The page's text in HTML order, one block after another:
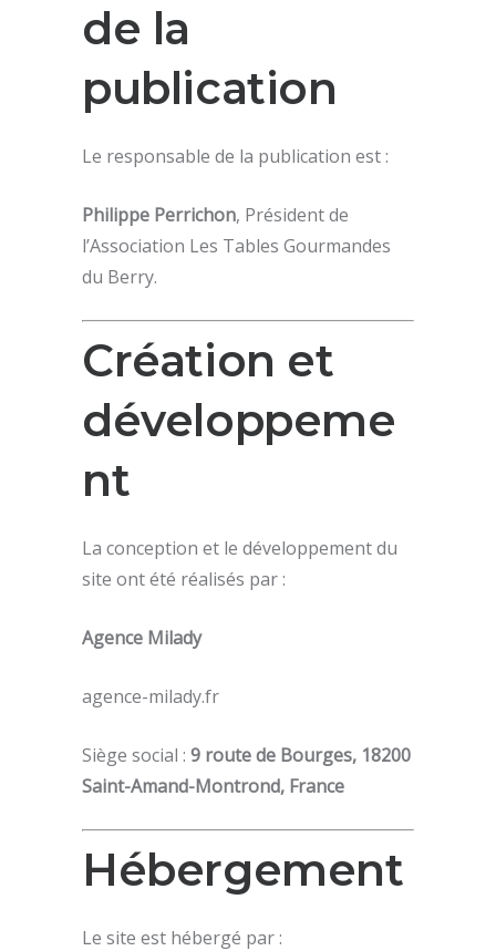
de la
publication
Le responsable de la publication est :
Philippe Perrichon, Président de
l’Association Les Tables Gourmandes
du Berry.
Création et
développeme
nt
La conception et le développement du
site ont été réalisés par :
Agence Milady
agence-milady.fr
Siège social : 9 route de Bourges, 18200
Saint-Amand-Montrond, France
Hébergement
Le site est hébergé par :